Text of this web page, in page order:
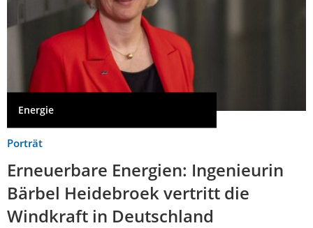
Energie
Porträt
Erneuerbare Energien: Ingenieurin
Bärbel Heidebroek vertritt die
Windkraft in Deutschland